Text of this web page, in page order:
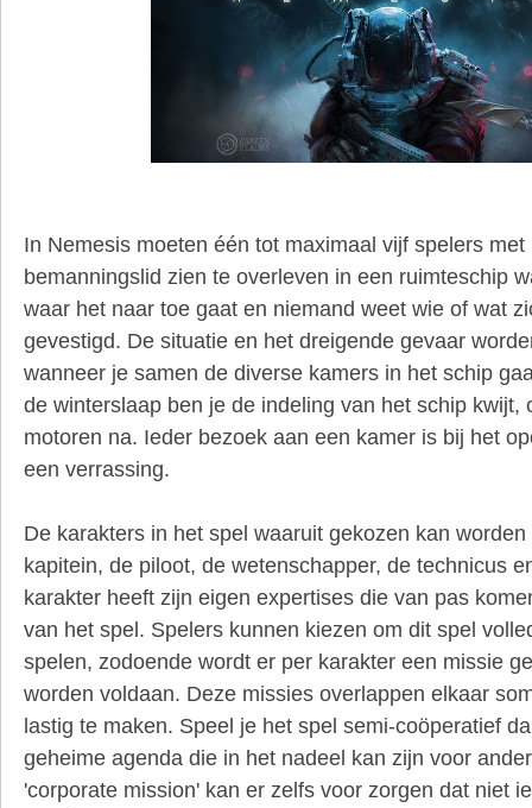
In Nemesis moeten één tot maximaal vijf spelers
bemanningslid zien te overleven in een ruimteschip
waar het naar toe gaat en niemand weet wie of wat
gevestigd. De situatie en het dreigende gevaar
wanneer je samen de diverse kamers in het schip
de winterslaap ben je de indeling van het schip kwijt,
motoren na. Ieder bezoek aan een kamer is bij het
een verrassing.
De karakters in het spel waaruit gekozen kan
kapitein, de piloot, de wetenschapper, de technicus
karakter heeft zijn eigen expertises die van pas
van het spel. Spelers kunnen kiezen om dit spel
spelen, zodoende wordt er per karakter een missie
worden voldaan. Deze missies overlappen elkaar
lastig te maken. Speel je het spel semi-coöperatief
geheime agenda die in het nadeel kan zijn voor
'corporate mission' kan er zelfs voor zorgen dat niet